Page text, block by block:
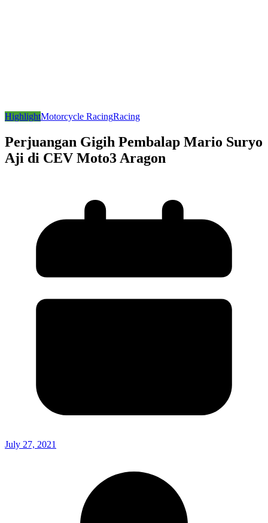
HighlightMotorcycle RacingRacing
Perjuangan Gigih Pembalap Mario Suryo
Aji di CEV Moto3 Aragon
July 27, 2021